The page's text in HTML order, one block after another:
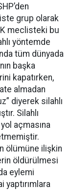
grup olarak
meclisteki bu
yöntemde
tüm dünyada
başka
kapatırken,
almadan
diyerek silahlı
Silahlı
açmasına
ölümüne ilişkin
öldürülmesi
eylemi
yaptırımlara